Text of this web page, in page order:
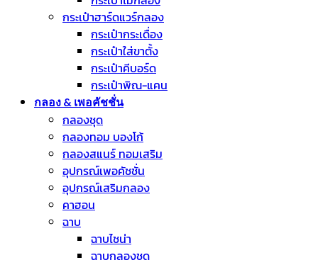
กระเป๋าฮาร์ดแวร์กลอง
กระเป๋ากระเดื่อง
กระเป๋าใส่ขาตั้ง
กระเป๋าคีบอร์ด
กระเป๋าพิณ-แคน
กลอง & เพอคัชชั่น
กลองชุด
กลองทอม บองโก้
กลองสแนร์ ทอมเสริม
อุปกรณ์เพอคัชชั่น
อุปกรณ์เสริมกลอง
คาฮอน
ฉาบ
ฉาบไชน่า
ฉาบกลองชุด